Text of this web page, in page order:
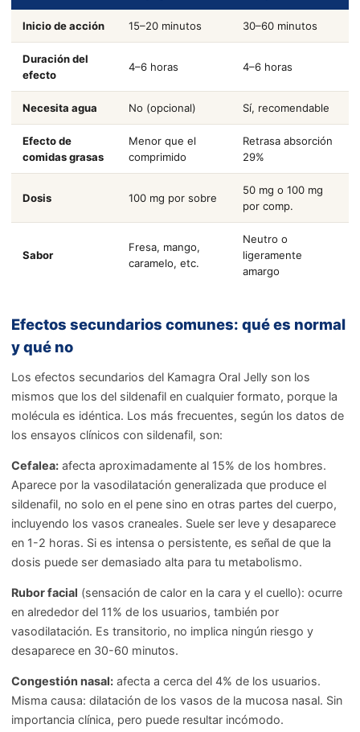
Inicio de acción 15–20 minutos 30–60 minutos
Duración del
efecto
4–6 horas 4–6 horas
Necesita agua No (opcional) Sí, recomendable
Efecto de
comidas grasas
Menor que el
comprimido
Retrasa absorción
29%
Dosis 100 mg por sobre
50 mg o 100 mg
por comp.
Sabor
Fresa, mango,
caramelo, etc.
Neutro o
ligeramente
amargo
Efectos secundarios comunes: qué es normal
y qué no
Los efectos secundarios del Kamagra Oral Jelly son los
mismos que los del sildenafil en cualquier formato, porque la
molécula es idéntica. Los más frecuentes, según los datos de
los ensayos clínicos con sildenafil, son:
Cefalea: afecta aproximadamente al 15% de los hombres.
Aparece por la vasodilatación generalizada que produce el
sildenafil, no solo en el pene sino en otras partes del cuerpo,
incluyendo los vasos craneales. Suele ser leve y desaparece
en 1-2 horas. Si es intensa o persistente, es señal de que la
dosis puede ser demasiado alta para tu metabolismo.
Rubor facial (sensación de calor en la cara y el cuello): ocurre
en alrededor del 11% de los usuarios, también por
vasodilatación. Es transitorio, no implica ningún riesgo y
desaparece en 30-60 minutos.
Congestión nasal: afecta a cerca del 4% de los usuarios.
Misma causa: dilatación de los vasos de la mucosa nasal. Sin
importancia clínica, pero puede resultar incómodo.